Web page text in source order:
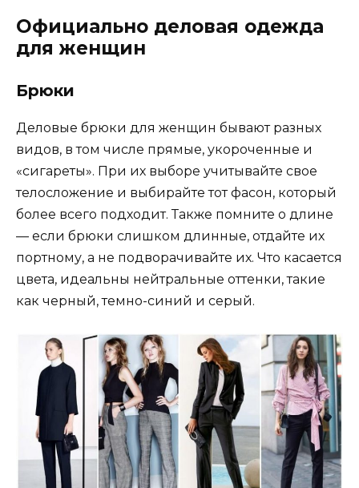
Официально деловая одежда
для женщин
Брюки
Деловые брюки для женщин бывают разных
видов, в том числе прямые, укороченные и
«сигареты». При их выборе учитывайте свое
телосложение и выбирайте тот фасон, который
более всего подходит. Также помните о длине
— если брюки слишком длинные, отдайте их
портному, а не подворачивайте их. Что касается
цвета, идеальны нейтральные оттенки, такие
как черный, темно-синий и серый.